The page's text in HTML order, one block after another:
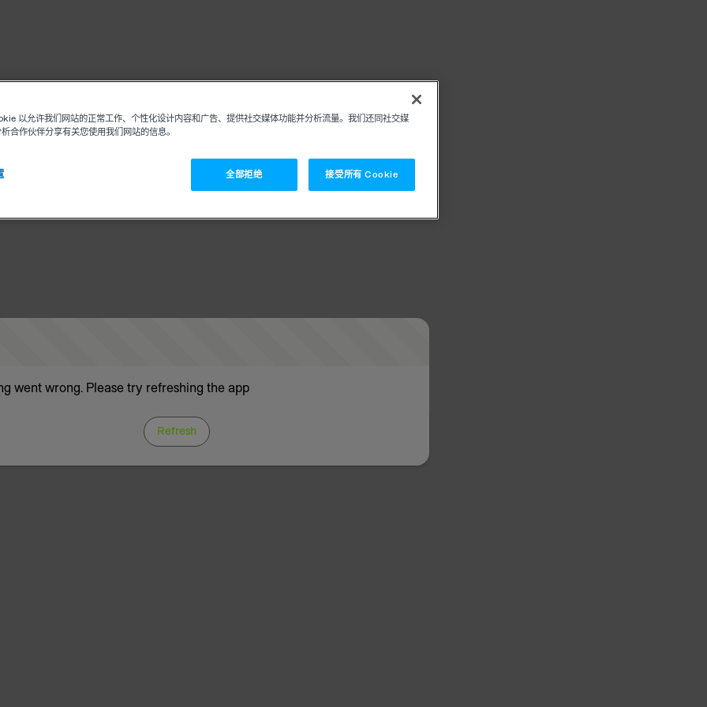
went wrong. Please try refreshing the app
Refresh
以允许我们网站的正常工作、个性化设计内容和广告、提供社交媒体功能并分析流量。我们还同社交媒
合作伙伴分享有关您使用我们网站的信息。
全部拒绝 接受所有 Cookie